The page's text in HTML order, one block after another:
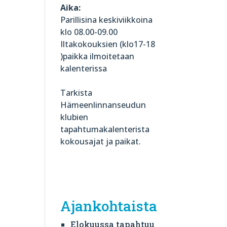
Aika:
Parillisina keskiviikkoina
klo 08.00-09.00
Iltakokouksien (klo17-18
)paikka ilmoitetaan
kalenterissa
Tarkista
Hämeenlinnanseudun
klubien
tapahtumakalenterista
kokousajat ja paikat.
Ajankohtaista
Elokuussa tapahtuu